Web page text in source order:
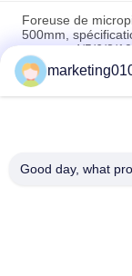
Foreuse de
500mm,
marteau 4/5/6/8/
précision
Foreuse
Good day, what